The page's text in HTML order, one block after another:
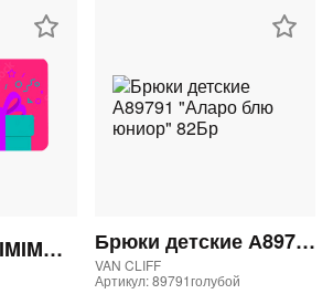
Сертификат MIMIMODA 5000 р. Брюки детские А89791 "Аларо блю юниор" 82Бр
VAN CLIFF
Артикул: 89791голубой